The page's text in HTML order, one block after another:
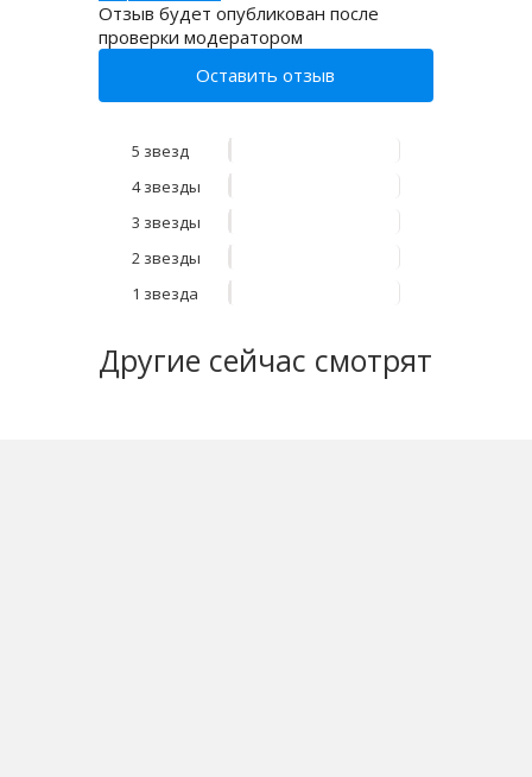
Отзыв будет опубликован после
проверки модератором
Оставить отзыв
5 звезд
4 звезды
3 звезды
2 звезды
1 звезда
Другие сейчас смотрят